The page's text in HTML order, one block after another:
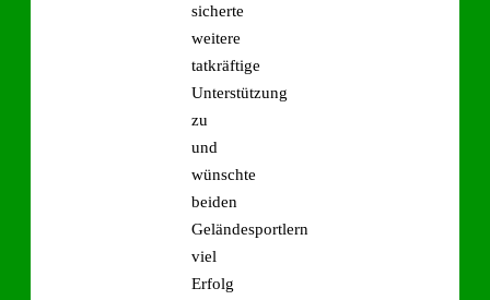
sicherte
weitere
tatkräftige
Unterstützung
zu
und
wünschte
beiden
Geländesportlern
viel
Erfolg